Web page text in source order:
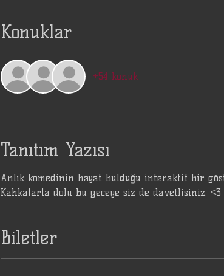
Konuklar
+54 konuk
Tanıtım Yazısı
Anlık komedinin hayat bulduğu interaktif bir
Kahkalarla dolu bu geceye siz de davetlisiniz. <3
Biletler